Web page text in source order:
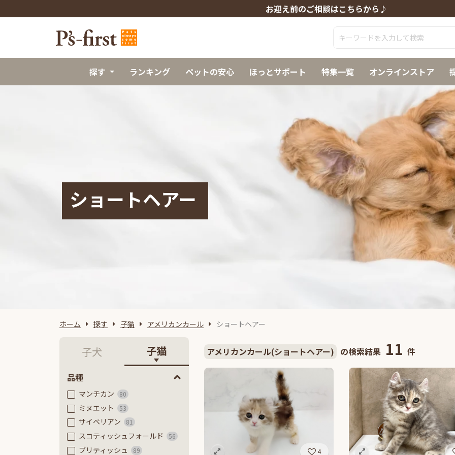
お迎え前のご相談はこちらから♪
探す ランキング ペットの安心 ほっとサポート 特集一覧 オンラインストア
ショートヘアー
ホーム 探す 子猫 アメリカンカール ショートヘアー
子犬 子猫
品種
マンチカン 80
ミヌエット 53
サイベリアン 81
スコティッシュフォールド 56
ブリティッシュ 89
アメリカンカール(ショートヘアー) の検索結果 11 件
4